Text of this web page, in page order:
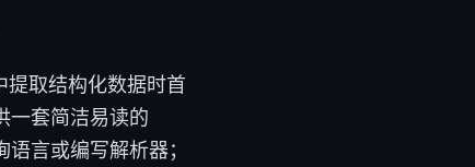
取结构化数据时首
一套简洁易读的
言或编写解析器；